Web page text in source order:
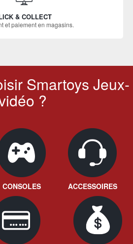
& COLLECT
et paiement en magasins.
Smartoys Jeux-
?
CONSOLES ACCESSOIRES